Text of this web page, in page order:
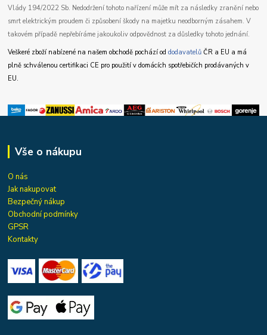
Vlády 194/2022 Sb. Nedodržení tohoto nařízení může mít za následky zranění nebo
smrt elektrickým proudem či způsobení škody na majetku neodborným zásahem. V
takovém případě nepřebíráme jakoukoliv odpovědnost za důsledky tohoto jednání.
Veškeré zboží nabízené na našem obchodě pochází oddodavatelů ČR a EU a má
plně schválenou certifikaci CE pro použití v domácích spotřebičích prodávaných v
EU.
Vše o nákupu
O nás
Jak nakupovat
Bezpečný nákup
Obchodní podmínky
GPSR
Kontakty